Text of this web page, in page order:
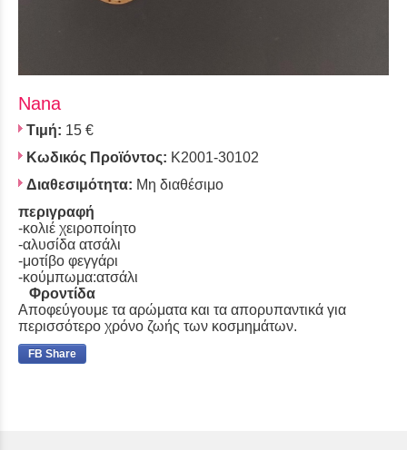
Nana
Τιμή: 15 €
Κωδικός Προϊόντος: Κ2001-30102
Διαθεσιμότητα: Μη διαθέσιμο
περιγραφή
-κολιέ χειροποίητο
-αλυσίδα ατσάλι
-μοτίβο φεγγάρι
-κούμπωμα:ατσάλι
Φροντίδα
Αποφεύγουμε τα αρώματα και τα απορυπαντικά για
περισσότερο χρόνο ζωής των κοσμημάτων.
FB Share